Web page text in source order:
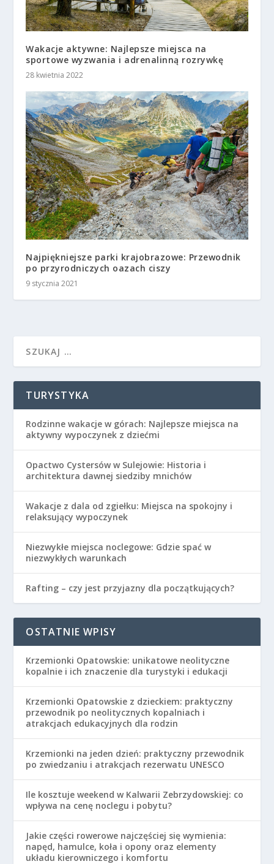
Wakacje aktywne: Najlepsze miejsca na
sportowe wyzwania i adrenalinną rozrywkę
28 kwietnia 2022
Najpiękniejsze parki krajobrazowe: Przewodnik
po przyrodniczych oazach ciszy
9 stycznia 2021
TURYSTYKA
Rodzinne wakacje w górach: Najlepsze miejsca na
aktywny wypoczynek z dziećmi
Opactwo Cystersów w Sulejowie: Historia i
architektura dawnej siedziby mnichów
Wakacje z dala od zgiełku: Miejsca na spokojny i
relaksujący wypoczynek
Niezwykłe miejsca noclegowe: Gdzie spać w
niezwykłych warunkach
Rafting – czy jest przyjazny dla początkujących?
OSTATNIE WPISY
Krzemionki Opatowskie: unikatowe neolityczne
kopalnie i ich znaczenie dla turystyki i edukacji
Krzemionki Opatowskie z dzieckiem: praktyczny
przewodnik po neolitycznych kopalniach i
atrakcjach edukacyjnych dla rodzin
Krzemionki na jeden dzień: praktyczny przewodnik
po zwiedzaniu i atrakcjach rezerwatu UNESCO
Ile kosztuje weekend w Kalwarii Zebrzydowskiej: co
wpływa na cenę noclegu i pobytu?
Jakie części rowerowe najczęściej się wymienia:
napęd, hamulce, koła i opony oraz elementy
układu kierowniczego i komfortu